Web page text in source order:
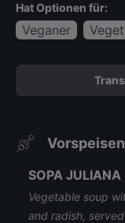
Hat Optionen für:
Veganer
Vorspeisen
SOPA JULIANA
Vegetable soup
and radish,